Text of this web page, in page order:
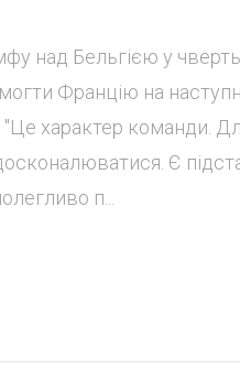
над Бельгією у
Францію на
характер команди.
Є
п...